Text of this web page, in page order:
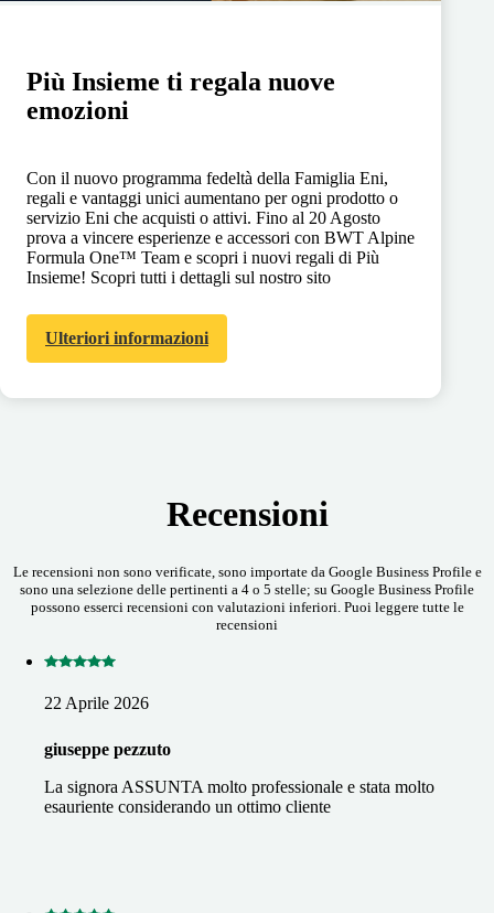
Più Insieme ti regala nuove
emozioni
Con il nuovo programma fedeltà della Famiglia Eni,
regali e vantaggi unici aumentano per ogni prodotto o
servizio Eni che acquisti o attivi. Fino al 20 Agosto
prova a vincere esperienze e accessori con BWT Alpine
Formula One™ Team e scopri i nuovi regali di Più
Insieme! Scopri tutti i dettagli sul nostro sito
Ulteriori informazioni
Recensioni
Le recensioni non sono verificate, sono importate da Google Business Profile e
sono una selezione delle pertinenti a 4 o 5 stelle; su Google Business Profile
possono esserci recensioni con valutazioni inferiori. Puoi leggere tutte le
recensioni
22 Aprile 2026
giuseppe pezzuto
La signora ASSUNTA molto professionale e stata molto
esauriente considerando un ottimo cliente